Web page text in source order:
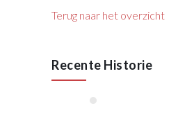
Terug naar het overzicht
Recente Historie